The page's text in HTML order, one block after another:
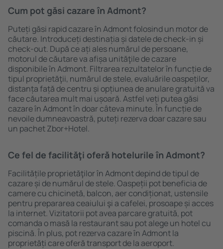
Cum pot găsi cazare în Admont?
Puteți găsi rapid cazare în Admont folosind un motor de
căutare. Introduceți destinația și datele de check-in și
check-out. După ce ați ales numărul de persoane,
motorul de căutare va afișa unităţile de cazare
disponibile în Admont. Filtrarea rezultatelor în funcție de
tipul proprietăţii, numărul de stele, evaluările oaspeților,
distanța față de centru și opțiunea de anulare gratuită va
face căutarea mult mai ușoară. Astfel veți putea găsi
cazare în Admont în doar câteva minute. În funcție de
nevoile dumneavoastră, puteți rezerva doar cazare sau
un pachet Zbor+Hotel.
Ce fel de facilităţi oferă hotelurile în Admont?
Facilitățile proprietăţilor în Admont depind de tipul de
cazare și de numărul de stele. Oaspeții pot beneficia de
camere cu chicinetă, balcon, aer condiționat, ustensile
pentru prepararea ceaiului şi a cafelei, prosoape și acces
la internet. Vizitatorii pot avea parcare gratuită, pot
comanda o masă la restaurant sau pot alege un hotel cu
piscină. În plus, pot rezerva cazare în Admont la
proprietăți care oferă transport de la aeroport.